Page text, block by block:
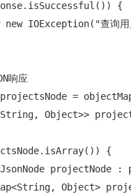
{
IOException("查询
响应
=
Object>>
{
projectNode :
Object>